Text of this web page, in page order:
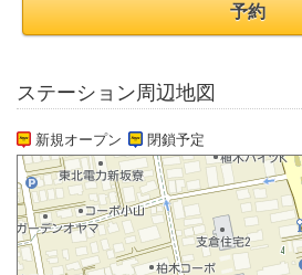
予約
ステーション周辺地図
新規オープン 閉鎖予定